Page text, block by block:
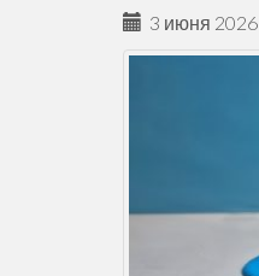
3 июня 2026